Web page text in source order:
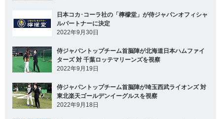
日本コカ･コーラ社の「檸檬堂」が侍ジャパンオフィシャ
ルパートナーに決定
2022年9月30日
侍ジャパントップチーム首脳陣が北海道日本ハムファイ
ターズ 対 千葉ロッテマリーンズを視察
2022年9月19日
侍ジャパントップチーム首脳陣が埼玉西武ライオンズ 対
東北楽天ゴールデンイーグルスを視察
2022年9月18日